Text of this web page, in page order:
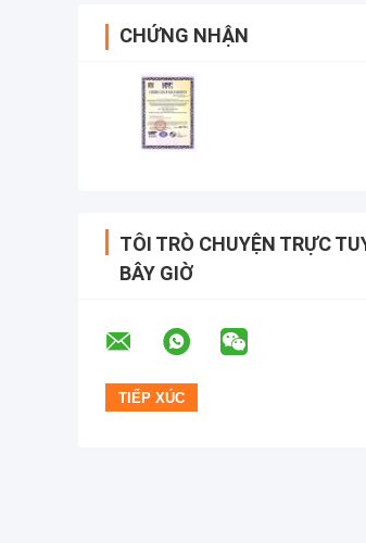
CHỨNG NHẬN
TÔI TRÒ CHUYỆN TRỰC
BÂY GIỜ